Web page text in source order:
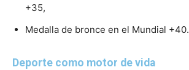
+35,
Medalla de bronce en el Mundial +40.
Deporte como motor de vida